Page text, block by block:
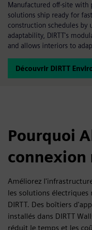
Manufactured off-site with
solutions ship ready for
construction schedules by
adaptability, DIRTT's
and allows interiors to
Découvrir DIRTT
Pourquoi
connexion
Améliorez
les solutions électriques
DIRTT. Des boîtiers
installés dans DIRTT
réduit le temps et les